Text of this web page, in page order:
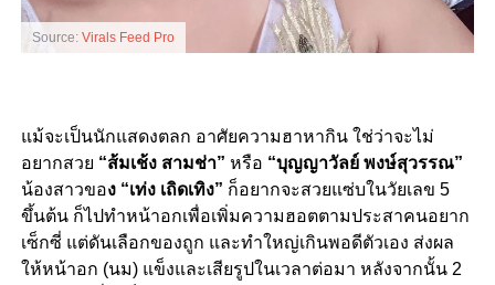
Source: Virals Feed Pro
แม้จะเป็นนักแสดงตลก อาศัยความฮาหากิน ใช่ว่าจะไม่
อยากสวย “ส้มเช้ง สามช่า” หรือ “บุญญาวัลย์ พงษ์สุวรรณ”
น้องสาวของ “เท่ง เถิดเทิง” ก็อยากจะสวยแซ่บในวัยเลข 5
ขึ้นต้น ก็ไปทำหน้าอกเพื่อเพิ่มความฮอตตามประสาคนอยาก
เซ็กซี่ แต่ดันเลือกของถูก และทำใหญ่เกินพอดีตัวเอง ส่งผล
ให้หน้าอก (นม) แข็งและเสียรูปในเวลาต่อมา หลังจากนั้น 2